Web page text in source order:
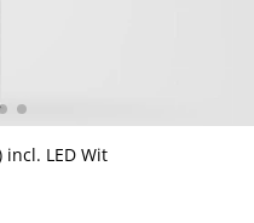
LED Wit